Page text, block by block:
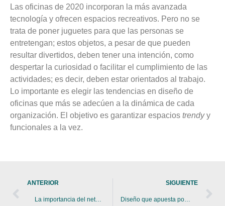
Las oficinas de 2020 incorporan la más avanzada
tecnología y ofrecen espacios recreativos. Pero no se
trata de poner juguetes para que las personas se
entretengan; estos objetos, a pesar de que pueden
resultar divertidos, deben tener una intención, como
despertar la curiosidad o facilitar el cumplimiento de las
actividades; es decir, deben estar orientados al trabajo.
Lo importante es elegir las tendencias en diseño de
oficinas que más se adecúen a la dinámica de cada
organización. El objetivo es garantizar espacios trendyy
funcionales a la vez.
ANTERIOR
La importancia del networking en la arquitectura
SIGUIENTE
Diseño que apuesta por el futuro: oficinas sostenibles